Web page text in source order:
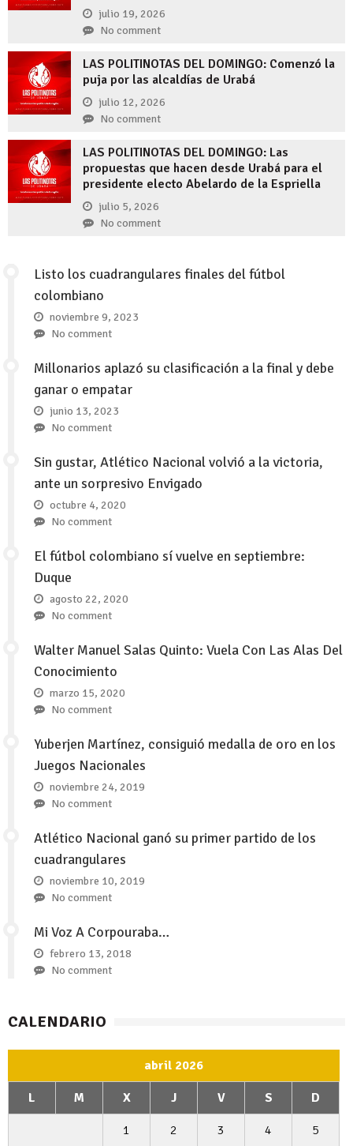
julio 19, 2026
No comment
LAS POLITINOTAS DEL DOMINGO: Comenzó la
puja por las alcaldías de Urabá
julio 12, 2026
No comment
LAS POLITINOTAS DEL DOMINGO: Las
propuestas que hacen desde Urabá para el
presidente electo Abelardo de la Espriella
julio 5, 2026
No comment
Listo los cuadrangulares finales del fútbol
colombiano
noviembre 9, 2023
No comment
Millonarios aplazó su clasificación a la final y debe
ganar o empatar
junio 13, 2023
No comment
Sin gustar, Atlético Nacional volvió a la victoria,
ante un sorpresivo Envigado
octubre 4, 2020
No comment
El fútbol colombiano sí vuelve en septiembre:
Duque
agosto 22, 2020
No comment
Walter Manuel Salas Quinto: Vuela Con Las Alas Del
Conocimiento
marzo 15, 2020
No comment
Yuberjen Martínez, consiguió medalla de oro en los
Juegos Nacionales
noviembre 24, 2019
No comment
Atlético Nacional ganó su primer partido de los
cuadrangulares
noviembre 10, 2019
No comment
Mi Voz A Corpouraba…
febrero 13, 2018
No comment
CALENDARIO
abril 2026
L M X J V S D
1 2 3 4 5